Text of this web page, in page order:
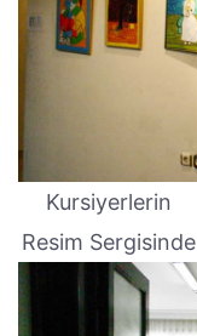
Kursiyerlerin
Resim Sergisinde